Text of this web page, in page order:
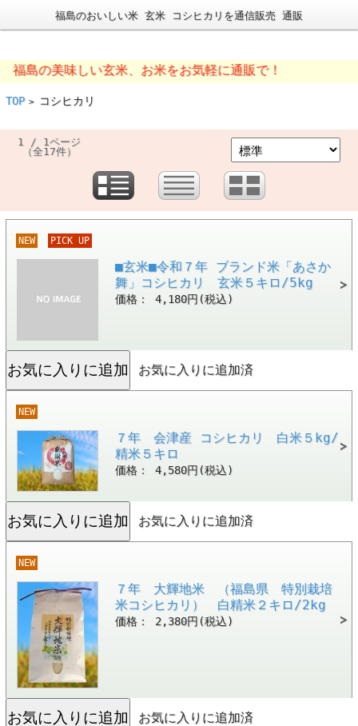
福島のおいしい米 玄米 コシヒカリを通信販売 通販
の美味しい玄米、お米をお気軽に通販で！
TOP > コシヒカリ
1 / 1ページ
（全17件）
NEW PICK UP
■玄米■令和７年 ブランド米「あさか
舞」コシヒカリ 玄米５キロ/5kg
価格： 4,180円(税込)
お気に入りに追加済
NEW
７年 会津産 コシヒカリ 白米５kg/
精米５キロ
価格： 4,580円(税込)
お気に入りに追加済
NEW
７年 大輝地米 （福島県 特別栽培
米コシヒカリ） 白精米２キロ/2kg
価格： 2,380円(税込)
お気に入りに追加済